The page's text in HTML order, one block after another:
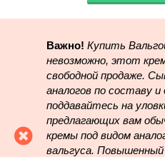
Важно! Купить
невозможно, этот
свободной продаже.
аналогов по составу
поддавайтесь на
предлагающих вам
кремы под видом
вальгуса. Повышенный